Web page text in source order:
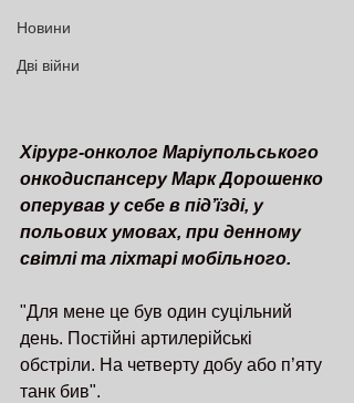
Новини
Дві війни
Хірург-онколог Маріупольського
онкодиспансеру Марк Дорошенко
оперував у себе в під’їзді, у
польових умовах, при денному
світлі та ліхтарі мобільного.
"Для мене це був один суцільний
день. Постійні артилерійські
обстріли. На четверту добу або п’яту
танк бив".